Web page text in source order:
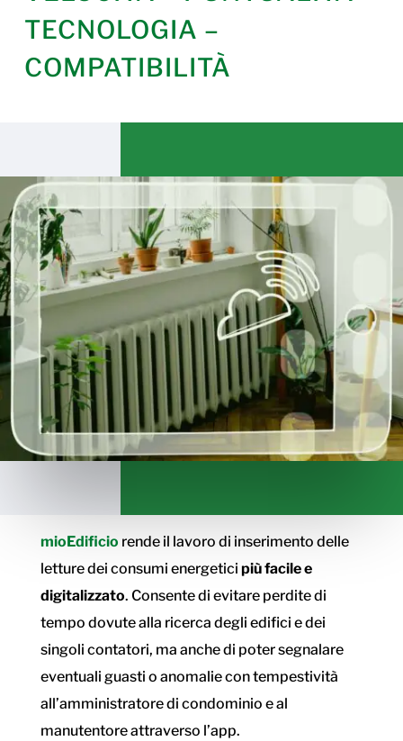
TECNOLOGIA –
COMPATIBILITÀ
mioEdificio rende il lavoro di inserimento delle
letture dei consumi energetici più facile e
digitalizzato. Consente di evitare perdite di
tempo dovute alla ricerca degli edifici e dei
singoli contatori, ma anche di poter segnalare
eventuali guasti o anomalie con tempestività
all’amministratore di condominio e al
manutentore attraverso l’app.